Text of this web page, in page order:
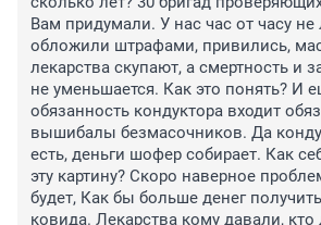
Вам придумали. У нас час от часу
обложили штрафами, привились,
лекарства скупают, а смертность и
не уменьшается. Как это понять? И
обязанность кондуктора входит
вышибалы безмасочников. Да
есть, деньги шофер собирает. Как
эту картину? Скоро наверное
будет, Как бы больше денег
ковида. Лекарства кому давали,